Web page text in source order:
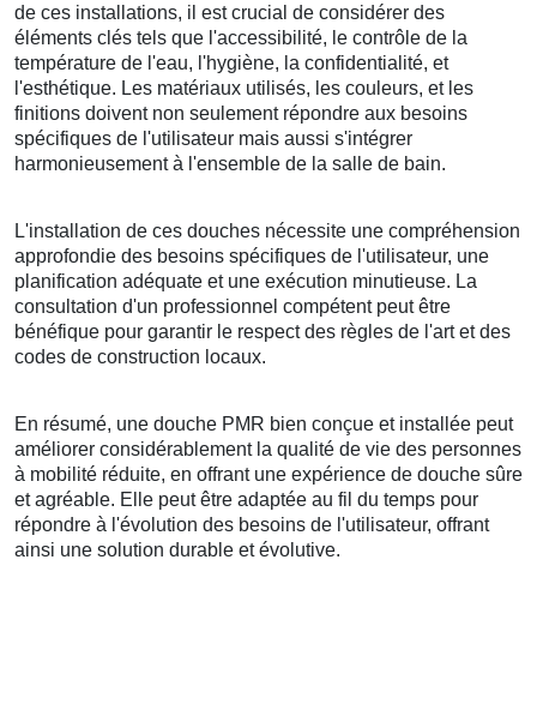
de ces installations, il est crucial de considérer des
éléments clés tels que l'accessibilité, le contrôle de la
température de l'eau, l'hygiène, la confidentialité, et
l'esthétique. Les matériaux utilisés, les couleurs, et les
finitions doivent non seulement répondre aux besoins
spécifiques de l'utilisateur mais aussi s'intégrer
harmonieusement à l'ensemble de la salle de bain.
L'installation de ces douches nécessite une compréhension
approfondie des besoins spécifiques de l'utilisateur, une
planification adéquate et une exécution minutieuse. La
consultation d'un professionnel compétent peut être
bénéfique pour garantir le respect des règles de l'art et des
codes de construction locaux.
En résumé, une douche PMR bien conçue et installée peut
améliorer considérablement la qualité de vie des personnes
à mobilité réduite, en offrant une expérience de douche sûre
et agréable. Elle peut être adaptée au fil du temps pour
répondre à l'évolution des besoins de l'utilisateur, offrant
ainsi une solution durable et évolutive.